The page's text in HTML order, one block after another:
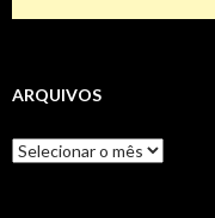
ARQUIVOS
Arquivos